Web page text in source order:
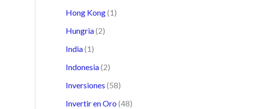
Hong Kong(1)
Hungria(2)
India(1)
Indonesia(2)
Inversiones (58)
Invertir en Oro (48)